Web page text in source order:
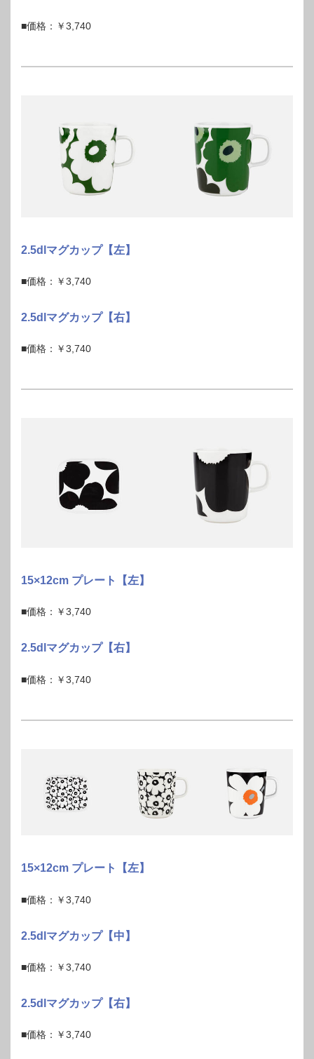
■価格：￥3,740
2.5dlマグカップ【左】
■価格：￥3,740
2.5dlマグカップ【右】
■価格：￥3,740
15×12cm プレート【左】
■価格：￥3,740
2.5dlマグカップ【右】
■価格：￥3,740
15×12cm プレート【左】
■価格：￥3,740
2.5dlマグカップ【中】
■価格：￥3,740
2.5dlマグカップ【右】
■価格：￥3,740